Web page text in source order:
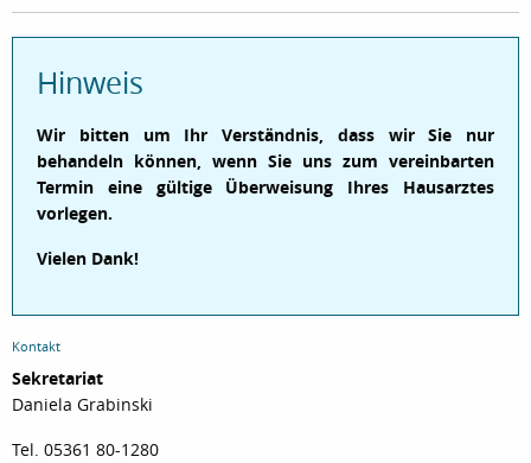
Hinweis
Wir bitten um Ihr Verständnis, dass wir Sie nur
behandeln können, wenn Sie uns zum vereinbarten
Termin eine gültige Überweisung Ihres Hausarztes
vorlegen.
Vielen Dank!
Kontakt
Sekretariat
Daniela Grabinski
Tel. 05361 80-1280